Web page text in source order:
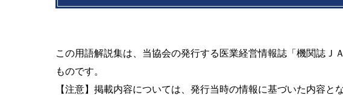
この用語解説集は、当協会の発行する医業経営情報誌「機関誌Ｊ
ものです。
【注意】掲載内容については、発行当時の情報に基づいた内容